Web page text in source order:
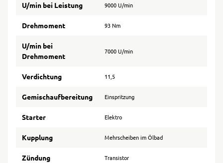
U/min bei Leistung 9000 U/min
Drehmoment 93 Nm
U/min bei
Drehmoment
7000 U/min
Verdichtung 11,5
Gemischaufbereitung Einspritzung
Starter Elektro
Kupplung Mehrscheiben im Ölbad
Zündung Transistor